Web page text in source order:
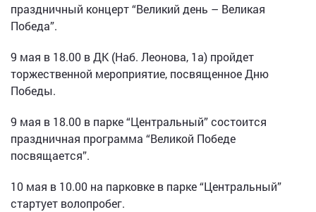
праздничный концерт “Великий день – Великая
Победа”.
9 мая в 18.00 в ДК (Наб. Леонова, 1а) пройдет
торжественной мероприятие, посвященное Дню
Победы.
9 мая в 18.00 в парке “Центральный” состоится
праздничная программа “Великой Победе
посвящается”.
10 мая в 10.00 на парковке в парке “Центральный”
стартует волопробег.